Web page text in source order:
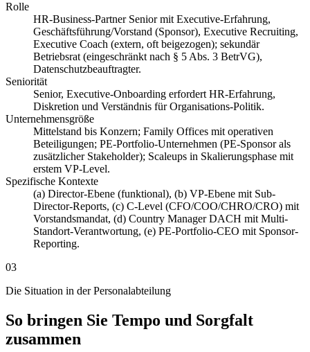
Rolle
HR-Business-Partner Senior mit Executive-Erfahrung,
Geschäftsführung/Vorstand (Sponsor), Executive Recruiting,
Executive Coach (extern, oft beigezogen); sekundär
Betriebsrat (eingeschränkt nach § 5 Abs. 3 BetrVG),
Datenschutzbeauftragter.
Seniorität
Senior, Executive-Onboarding erfordert HR-Erfahrung,
Diskretion und Verständnis für Organisations-Politik.
Unternehmensgröße
Mittelstand bis Konzern; Family Offices mit operativen
Beteiligungen; PE-Portfolio-Unternehmen (PE-Sponsor als
zusätzlicher Stakeholder); Scaleups in Skalierungsphase mit
erstem VP-Level.
Spezifische Kontexte
(a) Director-Ebene (funktional), (b) VP-Ebene mit Sub-
Director-Reports, (c) C-Level (CFO/COO/CHRO/CRO) mit
Vorstandsmandat, (d) Country Manager DACH mit Multi-
Standort-Verantwortung, (e) PE-Portfolio-CEO mit Sponsor-
Reporting.
03
Die Situation in der Personalabteilung
So bringen Sie Tempo und Sorgfalt
zusammen